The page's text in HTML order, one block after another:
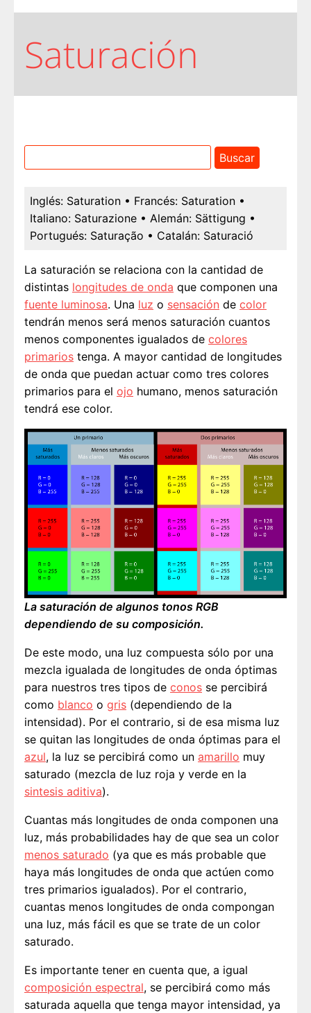
Saturación
Inglés: Saturation • Francés: Saturation •
Italiano: Saturazione • Alemán: Sättigung •
Portugués: Saturação • Catalán: Saturació
La saturación se relaciona con la cantidad de
distintas longitudes de onda que componen una
fuente luminosa. Una luz o sensación de color
tendrán menos será menos saturación cuantos
menos componentes igualados de colores
primarios tenga. A mayor cantidad de longitudes
de onda que puedan actuar como tres colores
primarios para el ojo humano, menos saturación
tendrá ese color.
La saturación de algunos tonos RGB
dependiendo de su composición.
De este modo, una luz compuesta sólo por una
mezcla igualada de longitudes de onda óptimas
para nuestros tres tipos de conos se percibirá
como blanco o gris (dependiendo de la
intensidad). Por el contrario, si de esa misma luz
se quitan las longitudes de onda óptimas para el
azul, la luz se percibirá como un amarillo muy
saturado (mezcla de luz roja y verde en la
sintesis aditiva).
Cuantas más longitudes de onda componen una
luz, más probabilidades hay de que sea un color
menos saturado (ya que es más probable que
haya más longitudes de onda que actúen como
tres primarios igualados). Por el contrario,
cuantas menos longitudes de onda compongan
una luz, más fácil es que se trate de un color
saturado.
Es importante tener en cuenta que, a igual
composición espectral, se percibirá como más
saturada aquella que tenga mayor intensidad, ya